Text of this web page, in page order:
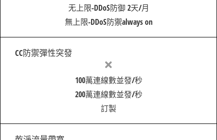
无上限-DDoS防御 2天/月
無上限-DDoS防禦always on
CC防禦彈性突發
100萬連線數並發/秒
200萬連線數並發/秒
訂製